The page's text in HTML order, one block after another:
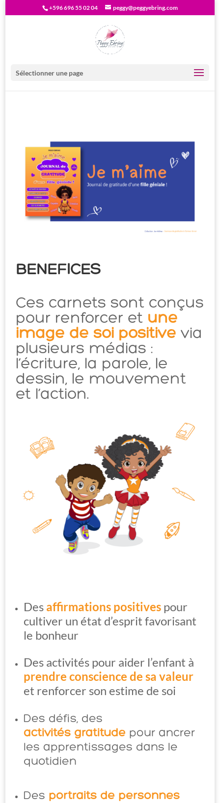
+596 696 55 02 04 peggy@peggyebring.com
Sélectionner une page
BENEFICES
Ces carnets sont conçus
pour renforcer et une
image de soi positive via
plusieurs médias :
l’écriture, la parole, le
dessin, le mouvement
et l’action.
Des affirmations positives pour
cultiver un état d’esprit favorisant
le bonheur
prendre conscience de sa valeur
et renforcer son estime de soi
activités gratitude pour ancrer
les apprentissages dans le
quotidien
Des portraits de personnes